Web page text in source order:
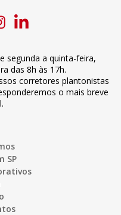
segunda a quinta-feira,
das 8h às 17h.
corretores plantonistas
o mais breve
SP